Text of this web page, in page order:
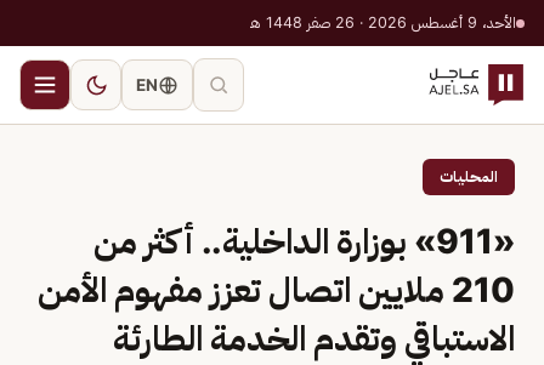
الأحد، 9 أغسطس 2026 · 26 صفر 1448 هـ
EN
المحليات
«911» بوزارة الداخلية.. أكثر من
210 ملايين اتصال تعزز مفهوم الأمن
الاستباقي وتقدم الخدمة الطارئة